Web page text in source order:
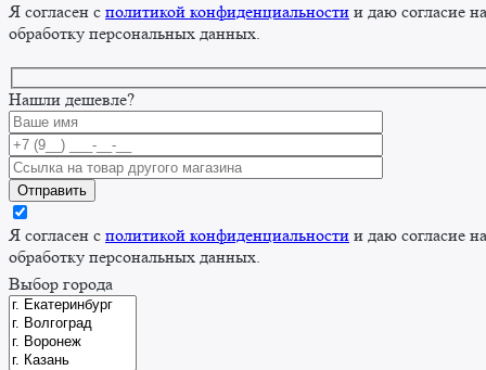
Я согласен с политикой конфиденциальности и даю согласие на
обработку персональных данных.
Нашли дешевле?
Я согласен с политикой конфиденциальности и даю согласие на
обработку персональных данных.
Выбор города